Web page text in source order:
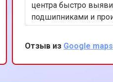
центра быстро
подшипниками и
замену. Работа была
аккуратно и
машина работает тихо
нареканий.
Отзыв из Google maps